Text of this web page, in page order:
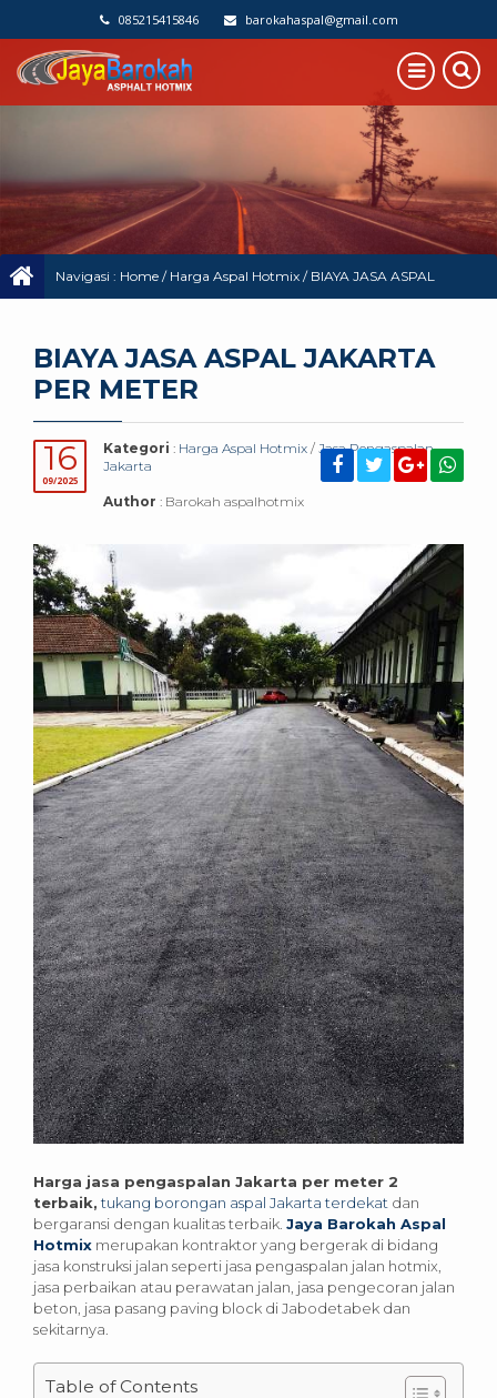
085215415846 barokahaspal@gmail.com
Navigasi : Home / Harga Aspal Hotmix / BIAYA JASA ASPAL
BIAYA JASA ASPAL JAKARTA
PER METER
16
09/2025
Kategori : Harga Aspal Hotmix / Jasa Pengaspalan
Jakarta
Author : Barokah aspalhotmix
Harga jasa pengaspalan Jakarta per meter 2
terbaik, tukang borongan aspal Jakarta terdekat dan
bergaransi dengan kualitas terbaik. Jaya Barokah Aspal
Hotmix merupakan kontraktor yang bergerak di bidang
jasa konstruksi jalan seperti jasa pengaspalan jalan hotmix,
jasa perbaikan atau perawatan jalan, jasa pengecoran jalan
beton, jasa pasang paving block di Jabodetabek dan
sekitarnya.
Table of Contents